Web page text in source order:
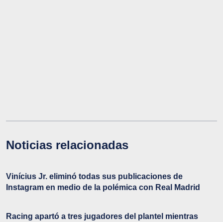
Noticias relacionadas
Vinícius Jr. eliminó todas sus publicaciones de
Instagram en medio de la polémica con Real Madrid
Racing apartó a tres jugadores del plantel mientras